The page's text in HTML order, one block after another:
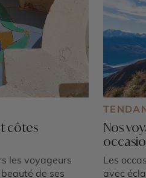
côtes
les voyageurs
de ses
Nos
Les
avec